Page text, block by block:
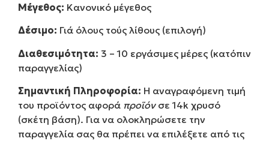
Μέγεθος: Κανονικό μέγεθος
Δέσιμο: Γιά όλους τούς λίθους (επιλογή)
Διαθεσιμότητα: 3 – 10 εργάσιμες μέρες (κατόπιν
παραγγελίας)
Σημαντική Πληροφορία: Η αναγραφόμενη τιμή
του προϊόντος αφορά προϊόνσε 14k χρυσό
(σκέτη βάση). Για να ολοκληρώσετε την
παραγγελία σας θα πρέπει να επιλέξετε από τις